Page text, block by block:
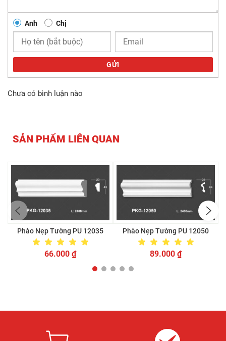
Anh Chị
GỬI
Chưa có bình luận nào
SẢN PHẨM LIÊN QUAN
Phào Nẹp Tường PU 12035
66.000 ₫
Phào Nẹp Tường PU 12050
89.000 ₫